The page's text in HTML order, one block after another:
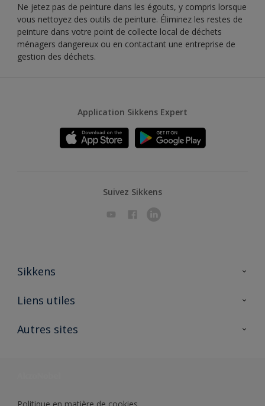
Ne jetez pas de peinture dans les égouts, y compris lorsque
vous nettoyez des outils de peinture. Éliminez les restes de
peinture dans votre point de collecte local de déchets
ménagers dangereux ou en contactant une entreprise de
gestion des déchets.
Application Sikkens Expert
Suivez Sikkens
Sikkens
A propos de Sikkens
Liens utiles
Ouvrir un magasin PASS
Autres sites
Politique en matière de cookies